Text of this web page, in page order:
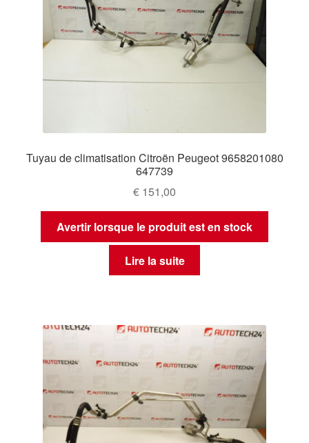
Tuyau de climatisation Citroën Peugeot 9658201080
647739
€ 151,00
Avertir lorsque le produit est en stock
Lire la suite